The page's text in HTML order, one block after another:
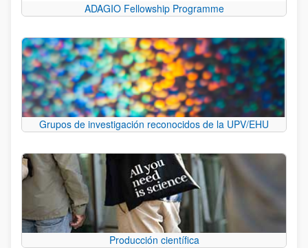
ADAGIO Fellowship Programme
Grupos de investigación reconocidos de la UPV/EHU
Producción científica